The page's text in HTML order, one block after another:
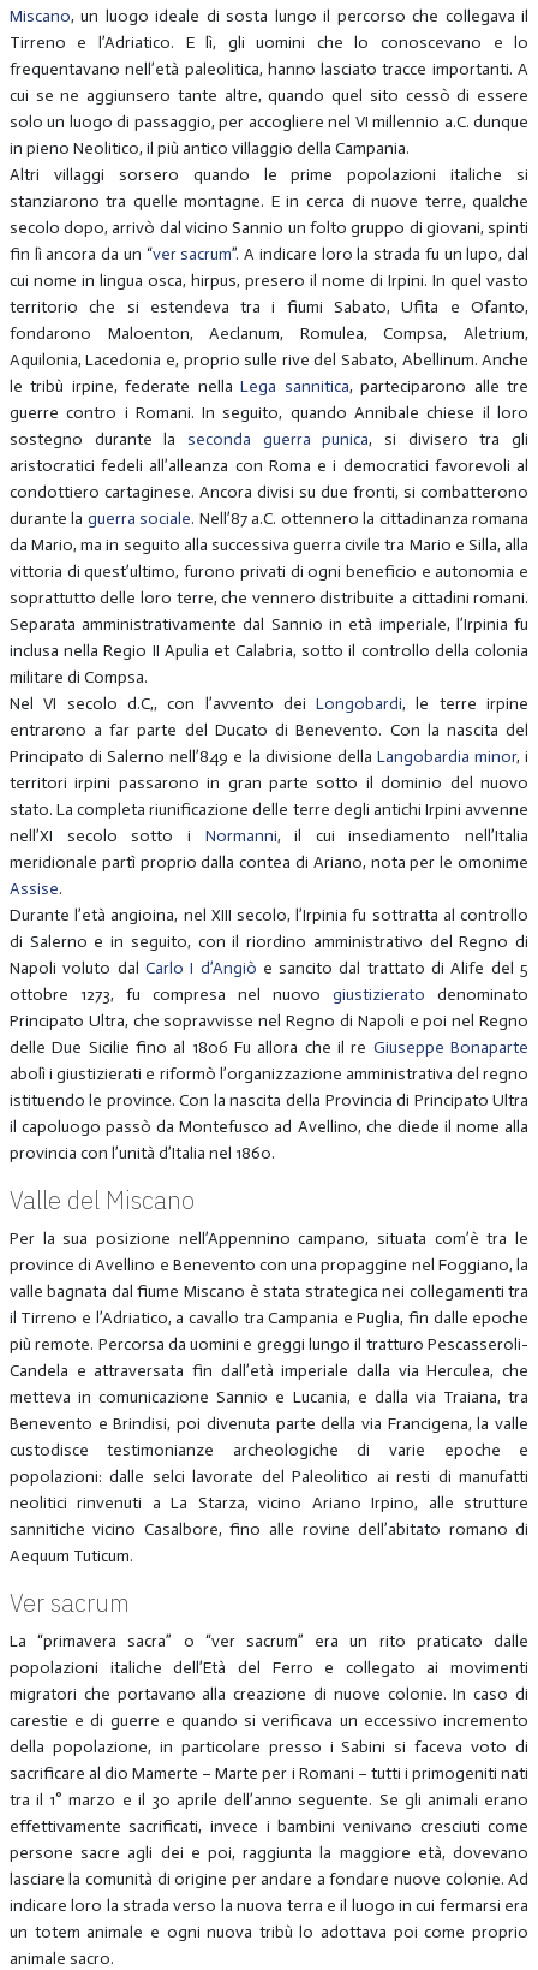
Miscano, un luogo ideale di sosta lungo il percorso che collegava il
Tirreno e l’Adriatico. E lì, gli uomini che lo conoscevano e lo
frequentavano nell’età paleolitica, hanno lasciato tracce importanti. A
cui se ne aggiunsero tante altre, quando quel sito cessò di essere
solo un luogo di passaggio, per accogliere nel VI millennio a.C. dunque
in pieno Neolitico, il più antico villaggio della Campania.
Altri villaggi sorsero quando le prime popolazioni italiche si
stanziarono tra quelle montagne. E in cerca di nuove terre, qualche
secolo dopo, arrivò dal vicino Sannio un folto gruppo di giovani, spinti
fin lì ancora da un “ver sacrum”. A indicare loro la strada fu un lupo, dal
cui nome in lingua osca, hirpus, presero il nome di Irpini. In quel vasto
territorio che si estendeva tra i fiumi Sabato, Ufita e Ofanto,
fondarono Maloenton, Aeclanum, Romulea, Compsa, Aletrium,
Aquilonia, Lacedonia e, proprio sulle rive del Sabato, Abellinum. Anche
le tribù irpine, federate nellaLega sannitica, parteciparono alle tre
guerre contro i Romani. In seguito, quando Annibale chiese il loro
sostegno durante la seconda guerra punica, si divisero tra gli
aristocratici fedeli all’alleanza con Roma e i democratici favorevoli al
condottiero cartaginese. Ancora divisi su due fronti, si combatterono
durante la guerra sociale. Nell’87 a.C. ottennero la cittadinanza romana
da Mario, ma in seguito alla successiva guerra civile tra Mario e Silla, alla
vittoria di quest’ultimo, furono privati di ogni beneficio e autonomia e
soprattutto delle loro terre, che vennero distribuite a cittadini romani.
Separata amministrativamente dal Sannio in età imperiale, l’Irpinia fu
inclusa nella Regio II Apulia et Calabria, sotto il controllo della colonia
militare di Compsa.
Nel VI secolo d.C,, con l’avvento deiLongobardi, le terre irpine
entrarono a far parte del Ducato di Benevento. Con la nascita del
Principato di Salerno nell’849 e la divisione della Langobardia minor, i
territori irpini passarono in gran parte sotto il dominio del nuovo
stato. La completa riunificazione delle terre degli antichi Irpini avvenne
nell’XI secolo sotto i Normanni, il cui insediamento nell’Italia
meridionale partì proprio dalla contea di Ariano, nota per le omonime
Assise.
Durante l’età angioina, nel XIII secolo, l’Irpinia fu sottratta al controllo
di Salerno e in seguito, con il riordino amministrativo del Regno di
Napoli voluto dal Carlo I d’Angiò e sancito dal trattato di Alife del 5
ottobre 1273, fu compresa nel nuovogiustizierato denominato
Principato Ultra, che sopravvisse nel Regno di Napoli e poi nel Regno
delle Due Sicilie fino al 1806 Fu allora che il re Giuseppe Bonaparte
abolì i giustizierati e riformò l’organizzazione amministrativa del regno
istituendo le province. Con la nascita della Provincia di Principato Ultra
il capoluogo passò da Montefusco ad Avellino, che diede il nome alla
provincia con l’unità d’Italia nel 1860.
Valle del Miscano
Per la sua posizione nell’Appennino campano, situata com’è tra le
province di Avellino e Benevento con una propaggine nel Foggiano, la
valle bagnata dal fiume Miscano è stata strategica nei collegamenti tra
il Tirreno e l’Adriatico, a cavallo tra Campania e Puglia, fin dalle epoche
più remote. Percorsa da uomini e greggi lungo il tratturo Pescasseroli-
Candela e attraversata fin dall’età imperiale dalla via Herculea, che
metteva in comunicazione Sannio e Lucania, e dalla via Traiana, tra
Benevento e Brindisi, poi divenuta parte della via Francigena, la valle
custodisce testimonianze archeologiche di varie epoche e
popolazioni: dalle selci lavorate del Paleolitico ai resti di manufatti
neolitici rinvenuti a La Starza, vicino Ariano Irpino, alle strutture
sannitiche vicino Casalbore, fino alle rovine dell’abitato romano di
Aequum Tuticum.
Ver sacrum
La “primavera sacra” o “ver sacrum” era un rito praticato dalle
popolazioni italiche dell’Età del Ferro e collegato ai movimenti
migratori che portavano alla creazione di nuove colonie. In caso di
carestie e di guerre e quando si verificava un eccessivo incremento
della popolazione, in particolare presso i Sabini si faceva voto di
sacrificare al dio Mamerte – Marte per i Romani – tutti i primogeniti nati
tra il 1° marzo e il 30 aprile dell’anno seguente. Se gli animali erano
effettivamente sacrificati, invece i bambini venivano cresciuti come
persone sacre agli dei e poi, raggiunta la maggiore età, dovevano
lasciare la comunità di origine per andare a fondare nuove colonie. Ad
indicare loro la strada verso la nuova terra e il luogo in cui fermarsi era
un totem animale e ogni nuova tribù lo adottava poi come proprio
animale sacro.